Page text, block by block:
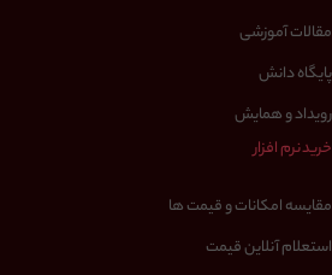
مقالات آموزشی
پایگاه دانش
رویداد و همایش
خرید نرم افزار
مقایسه امکانات و قیمت ها
استعلام آنلاین قیمت